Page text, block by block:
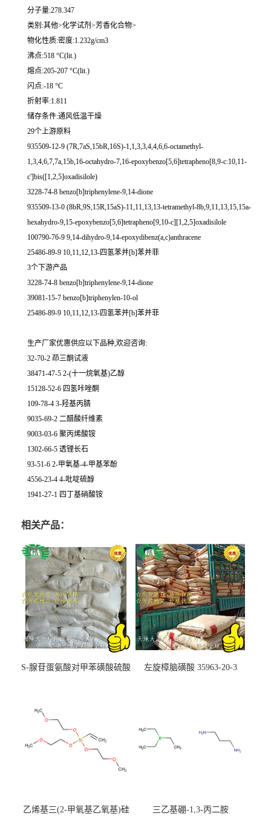
分子量:278.347
类别:其他>化学试剂>芳香化合物>
物化性质:密度:1.232g/cm3
沸点:518 °C(lit.)
熔点:205-207 °C(lit.)
闪点:-18 °C
折射率:1.811
储存条件:通风低温干燥
29个上游原料
935509-12-9 (7R,7aS,15bR,16S)-1,1,3,3,4,4,6,6-octamethyl-
1,3,4,6,7,7a,15b,16-octahydro-7,16-epoxybenzo[5,6]tetrapheno[8,9-c:10,11-
c']bis([1,2,5]oxadisilole)
3228-74-8 benzo[b]triphenylene-9,14-dione
935509-13-0 (8bR,9S,15R,15aS)-11,11,13,13-tetramethyl-8b,9,11,13,15,15a-
hexahydro-9,15-epoxybenzo[5,6]tetrapheno[9,10-c][1,2,5]oxadisilole
100790-76-9 9,14-dihydro-9,14-epoxydibenz(a,c)anthracene
25486-89-9 10,11,12,13-四氢苯并[b]苯并菲
3个下游产品
3228-74-8 benzo[b]triphenylene-9,14-dione
39081-15-7 benzo[b]triphenylen-10-ol
25486-89-9 10,11,12,13-四氢苯并[b]苯并菲
生产厂家优惠供应以下品种,欢迎咨询:
32-70-2 茚三酮试液
38471-47-5 2-(十一烷氧基)乙醇
15128-52-6 四氢咔唑酮
109-78-4 3-羟基丙腈
9035-69-2 二醋酸纤维素
9003-03-6 聚丙烯酸铵
1302-66-5 透锂长石
93-51-6 2-甲氧基-4-甲基苯酚
4556-23-4 4-吡啶硫醇
1941-27-1 四丁基硝酸铵
相关产品：
S-腺苷蛋氨酸对甲苯磺酸硫酸
左旋樟脑磺酸 35963-20-3
乙烯基三(2-甲氧基乙氧基)硅 三乙基硼-1,3-丙二胺